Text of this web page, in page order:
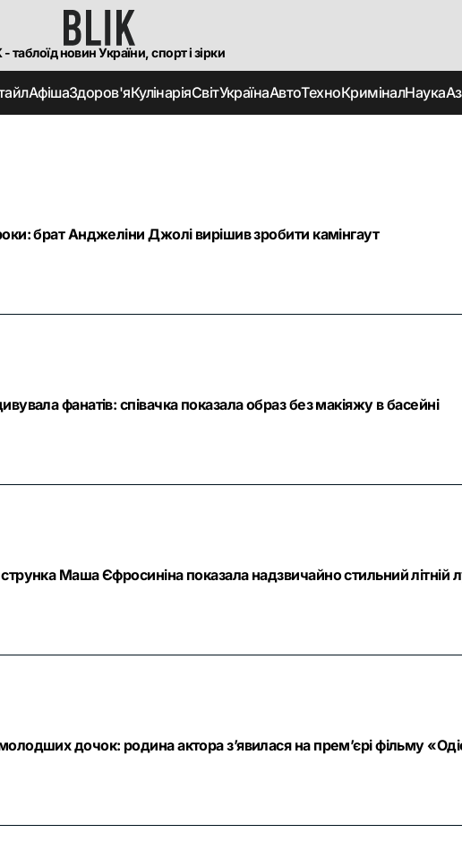
- таблоїд новин України, спорт і зірки
АфішаЗдоров'яКулінаріяСвітУкраїнаАвтоТехноКриміналНаука
брат Анджеліни Джолі вирішив зробити камінгаут
фанатів: співачка показала образ без макіяжу в басейні
Маша Єфросиніна показала надзвичайно стильний літній
дочок: родина актора з’явилася на прем’єрі фільму